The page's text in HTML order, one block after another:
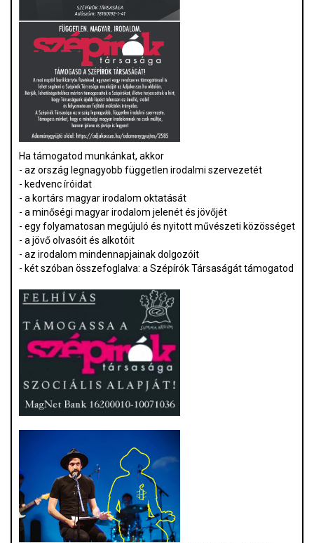
Ha támogatod munkánkat, akkor
- az ország legnagyobb független irodalmi szervezetét
- kedvenc íróidat
- a kortárs magyar irodalom oktatását
- a minőségi magyar irodalom jelenét és jövőjét
- egy folyamatosan megújuló és nyitott művészeti közösséget
- a jövő olvasóit és alkotóit
- az irodalom mindennapjainak dolgozóit
- két szóban összefoglalva: a Szépírók Társaságát támogatod